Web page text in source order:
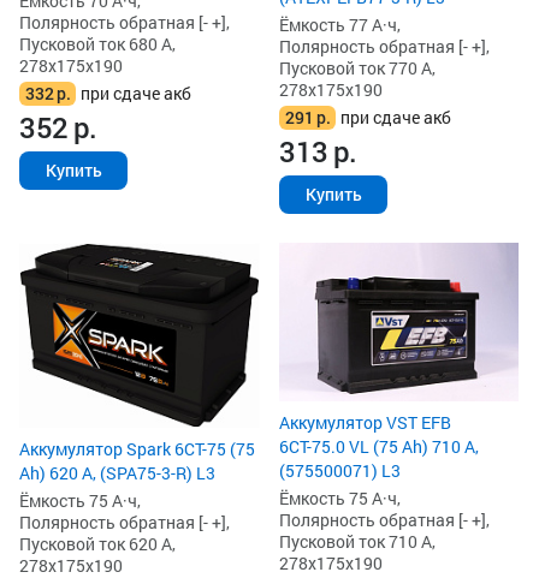
Полярность обратная [- +],
Пусковой ток 680 А,
278x175x190
332р. при сдаче акб
352р.
Купить
Ёмкость 77 А·ч,
Полярность обратная [- +],
Пусковой ток 770 А,
278x175x190
291 р. при сдаче акб
313р.
Купить
Аккумулятор Spark 6СТ-75 (75
Ah) 620 А, (SPA75-3-R) L3
Ёмкость 75 А·ч,
Полярность обратная [- +],
Пусковой ток 620 А,
278x175x190
Аккумулятор VST EFB
6СТ-75.0 VL (75 Ah) 710 А,
(575500071) L3
Ёмкость 75 А·ч,
Полярность обратная [- +],
Пусковой ток 710 А,
278x175x190